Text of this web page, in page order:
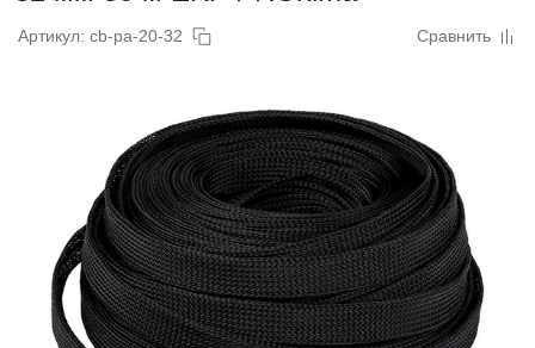
Артикул: cb-pa-20-32 Сравнить